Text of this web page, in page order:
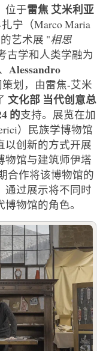
位于雷焦 艾米利亚
宁（Marco Maria
艺术展 "相思
古学和人类学融为
Alessandro
划，由雷焦-艾米
文化部 当代创意总
的支持。展览在加
）民族学博物馆
以创新的方式开展
物馆与建筑师伊塔
合作将该博物馆的
通过展示将不同时
物馆的角色。